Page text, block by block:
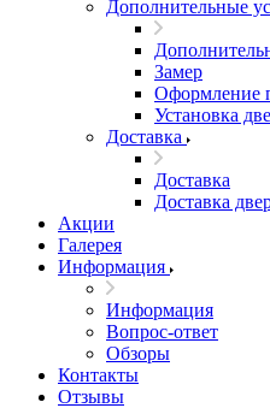
Дополнительные
Замер
Оформление
Установка
Доставка
Доставка
Доставка
Акции
Галерея
Информация
Информация
Вопрос-ответ
Обзоры
Контакты
Отзывы